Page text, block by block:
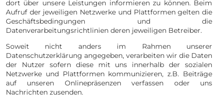
dort über unsere Leistungen informieren zu können. Beim
Aufruf der jeweiligen Netzwerke und Plattformen gelten die
Geschäftsbedingungen und die
Datenverarbeitungsrichtlinien deren jeweiligen Betreiber.
Soweit nicht anders im Rahmen unserer
Datenschutzerklärung angegeben, verarbeiten wir die Daten
der Nutzer sofern diese mit uns innerhalb der sozialen
Netzwerke und Plattformen kommunizieren, z.B. Beiträge
auf unseren Onlinepräsenzen verfassen oder uns
Nachrichten zusenden.